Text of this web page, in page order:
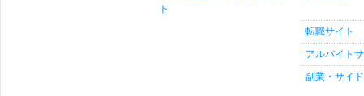
ト
転職サイト
アルバイト
副業・サイ